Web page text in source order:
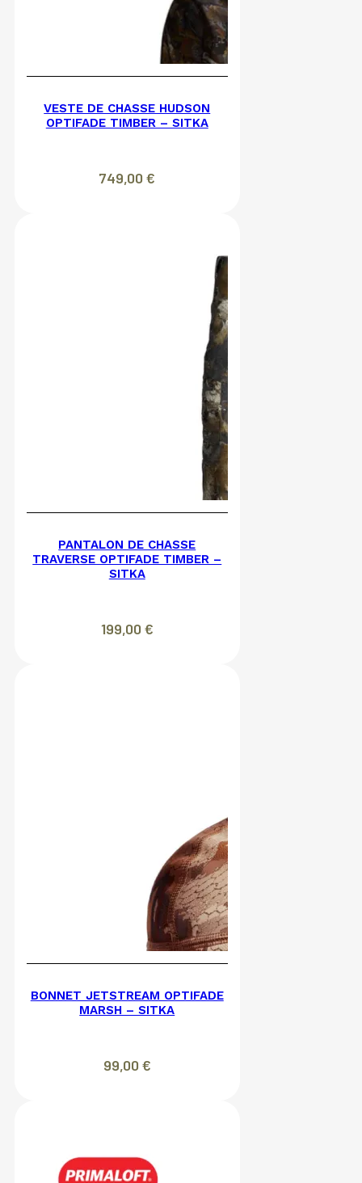
VESTE DE CHASSE HUDSON
OPTIFADE TIMBER – SITKA
749,00€
PANTALON DE CHASSE
TRAVERSE OPTIFADE TIMBER –
SITKA
199,00 €
BONNET JETSTREAM OPTIFADE
MARSH – SITKA
99,00 €